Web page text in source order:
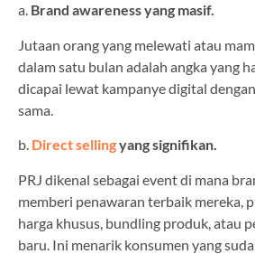
a. Brand awareness yang masif.
Jutaan orang yang melewati atau
dalam satu bulan adalah angka yang
dicapai lewat kampanye digital dengan
sama.
b. Direct sellingyang signifikan.
PRJ dikenal sebagai event di mana
memberi penawaran terbaik mereka,
harga khusus, bundling produk, atau
baru. Ini menarik konsumen yang